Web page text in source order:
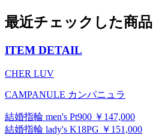
最近チェックした商品
ITEM DETAIL
CHER LUV
CAMPANULE カンパニュラ
結婚指輪 men's Pt900 ￥147,000
結婚指輪 lady's K18PG ￥151,000